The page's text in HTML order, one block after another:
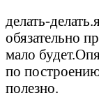
делать-
обязательно
мало
по
полезно.